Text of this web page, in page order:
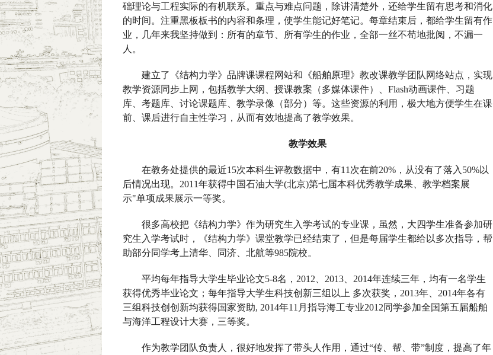
础理论与工程实际的有机联系。重点与难点问题，除讲清楚外，还给学生留有思考和消化
的时间。注重黑板板书的内容和条理，使学生能记好笔记。每章结束后，都给学生留有作
业，几年来我坚持做到：所有的章节、所有学生的作业，全部一丝不苟地批阅，不漏一
人。
建立了《结构力学》品牌课课程网站和《船舶原理》教改课教学团队网络站点，实现
教学资源同步上网，包括教学大纲、授课教案（多媒体课件）、 Flash动画课件、习题
库、考题库、讨论课题库、教学录像（部分）等。这些资源的利用，极大地方便学生在课
前、课后进行自主性学习，从而有效地提高了教学效果。
教学效果
在教务处提供的最近15次本科生评教数据中，有11 次在前20% ，从没有了落入 50%以
后情况出现。 2011年获得中国石油大学(北京)第七届本科优秀教学成果、教学档案展
示"单项成果展示一等奖。
很多高校把《结构力学》作为研究生入学考试的专业课，虽然，大四学生准备参加研
究生入学考试时，《结构力学》课堂教学已经结束了，但是每届学生都给以多次指导，帮
助部分同学考上清华、同济、北航等985院校。
平均每年指导大学生毕业论文5-8名， 2012 2013 2014年连续三年，均有一名学生
获得优秀毕业论文；每年指导大学生科技创新三组以上 多次获奖， 2013年、 2014年各有
三组科技创创新均获得国家资助, 2014年11 月指导海工专业2012同学参加全国第五届船舶
与海洋工程设计大赛，三等奖。
作为教学团队负责人，很好地发挥了带头人作用，通过“传、帮、带”制度，提高了年